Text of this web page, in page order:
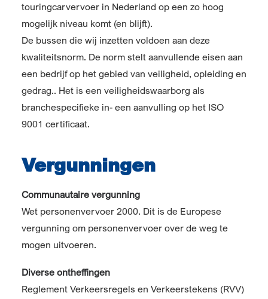
touringcarvervoer in Nederland op een zo hoog
mogelijk niveau komt (en blijft).
De bussen die wij inzetten voldoen aan deze
kwaliteitsnorm. De norm stelt aanvullende eisen aan
een bedrijf op het gebied van veiligheid, opleiding en
gedrag.. Het is een veiligheidswaarborg als
branchespecifieke in- een aanvulling op het ISO
9001 certificaat.
Vergunningen
Communautaire vergunning
Wet personenvervoer 2000. Dit is de Europese
vergunning om personenvervoer over de weg te
mogen uitvoeren.
Diverse ontheffingen
Reglement Verkeersregels en Verkeerstekens (RVV)